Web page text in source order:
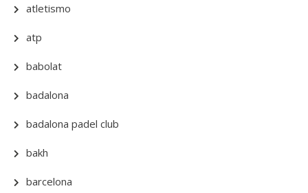
atletismo
atp
babolat
badalona
badalona padel club
bakh
barcelona